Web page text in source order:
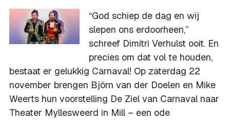
“God schiep de dag en wij
slepen ons erdoorheen,”
schreef Dimitri Verhulst ooit. En
precies om dat vol te houden,
bestaat er gelukkig Carnaval! Op zaterdag 22
november brengen Björn van der Doelen en Mike
Weerts hun voorstelling De Ziel van Carnaval naar
Theater Myllesweerd in Mill – een ode